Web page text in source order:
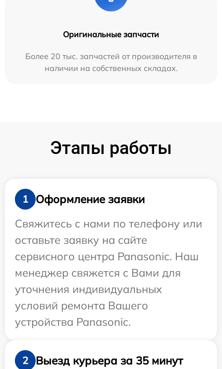
Оригинальные запчасти
Более 20 тыс. запчастей от производителя в
наличии на собственных складах.
Этапы работы
1
Оформление заявки
Свяжитесь с нами по телефону или
оставьте заявку на сайте
сервисного центра Panasonic. Наш
менеджер свяжется с Вами для
уточнения индивидуальных
условий ремонта Вашего
устройства Panasonic.
2 Выезд курьера за 35 минут